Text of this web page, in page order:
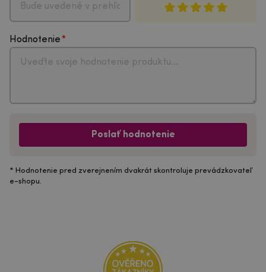
Hodnotenie
Poslať hodnotenie
* Hodnotenie pred zverejnením dvakrát skontroluje prevádzkovateľ
e-shopu.